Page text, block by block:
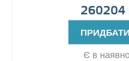
260204
ПРИДБАТИ
Є в